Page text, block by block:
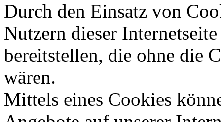
Durch den Einsatz von
Nutzern dieser
bereitstellen, die ohne die
wären.
Mittels eines Cookies